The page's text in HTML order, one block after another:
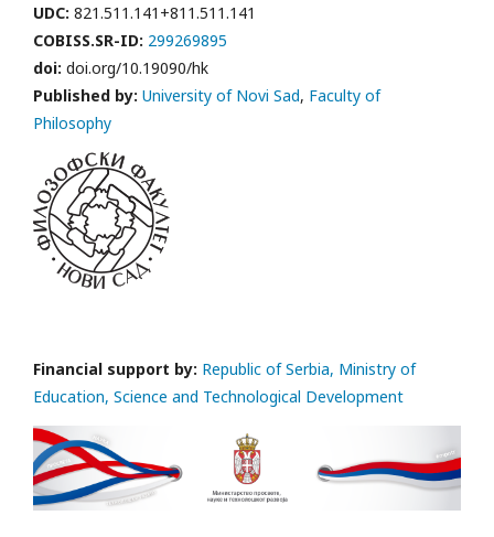
UDC: 821.511.141+811.511.141
COBISS.SR-ID: 299269895
doi: doi.org/10.19090/hk
Published by: University of Novi Sad, Faculty of
Philosophy
Financial support by: Republic of Serbia, Ministry of
Education, Science and Technological Development